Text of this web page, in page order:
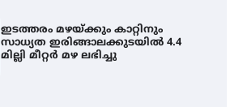
ഇടത്തരം മഴയ്ക്കും കാറ്റിനും
സാധ്യത ഇരിങ്ങാലക്കുടയിൽ 4.4
മില്ലി മീറ്റർ മഴ ലഭിച്ചു